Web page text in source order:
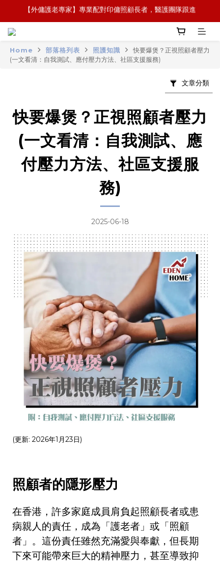
【全新概念】長者護理復康用品，可租可買，彈性選擇
【政府資助】善用社區照顧服務券，上門服務及租用產品
【全新概念】長者護理復康用品，可租可買，彈性選擇
Home 部落格列表 照護知識
快要爆煲？正視照顧者壓力
(一文看清：自我測試、應付壓力方法、社區支援服務)
文章分類
快要爆煲？正視照顧者壓力
(一文看清：自我測試、應
付壓力方法、社區支援服
務)
2025-06-18
(更新: 2026年1月23日)
照顧者的隱形壓力
在香港，許多家庭成員肩負起照顧長者或患
病親人的責任，成為「護老者」或「照顧
者」。這份責任雖然充滿愛與奉獻，但長期
下來可能帶來巨大的精神壓力，甚至導致抑